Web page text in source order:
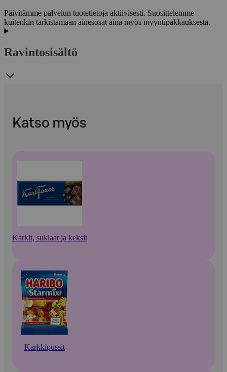
Päivitämme palvelun tuotetietoja aktiivisesti. Suosittelemme
kuitenkin tarkistamaan ainesosat aina myös myyntipakkauksesta.
Ravintosisältö
Katso myös
Karkit, suklaat ja keksit
Karkkipussit